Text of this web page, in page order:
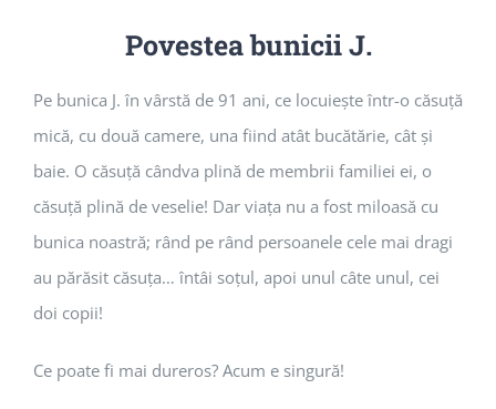
Povestea bunicii J.
Pe bunica J. în vârstă de 91 ani, ce locuiește într-o căsuță
mică, cu două camere, una fiind atât bucătărie, cât și
baie. O căsuță cândva plină de membrii familiei ei, o
căsuță plină de veselie! Dar viața nu a fost miloasă cu
bunica noastră; rând pe rând persoanele cele mai dragi
au părăsit căsuța… întâi soțul, apoi unul câte unul, cei
doi copii!
Ce poate fi mai dureros? Acum e singură!